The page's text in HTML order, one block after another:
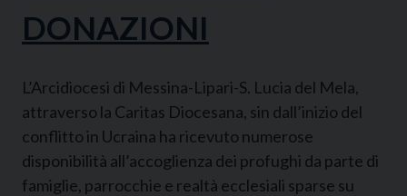
DONAZIONI
L’Arcidiocesi di Messina-Lipari-S. Lucia del Mela,
attraverso la Caritas Diocesana, sin dall’inizio del
conflitto in Ucraina ha ricevuto numerose
disponibilità all’accoglienza dei profughi da parte di
famiglie, parrocchie e realtà ecclesiali sparse su